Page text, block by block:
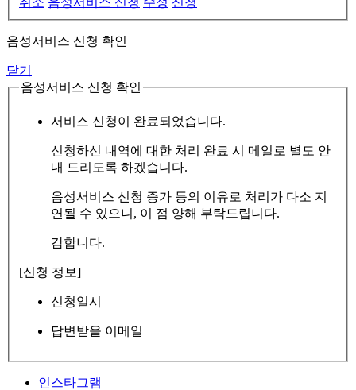
음성서비스 신청 확인
닫기
음성서비스 신청 확인
서비스 신청이 완료되었습니다.
신청하신 내역에 대한 처리 완료 시 메일로 별도 안
내 드리도록 하겠습니다.
음성서비스 신청 증가 등의 이유로 처리가 다소 지
연될 수 있으니, 이 점 양해 부탁드립니다.
감합니다.
[신청 정보]
신청일시
답변받을 이메일
인스타그램